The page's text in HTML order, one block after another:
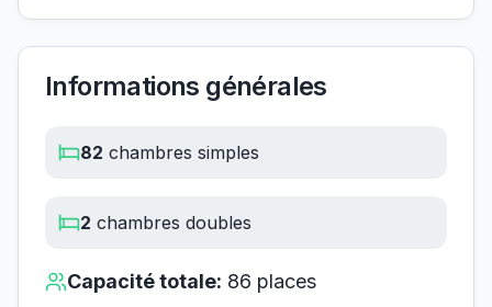
Informations générales
82 chambres simples
2 chambres doubles
Capacité totale: 86 places